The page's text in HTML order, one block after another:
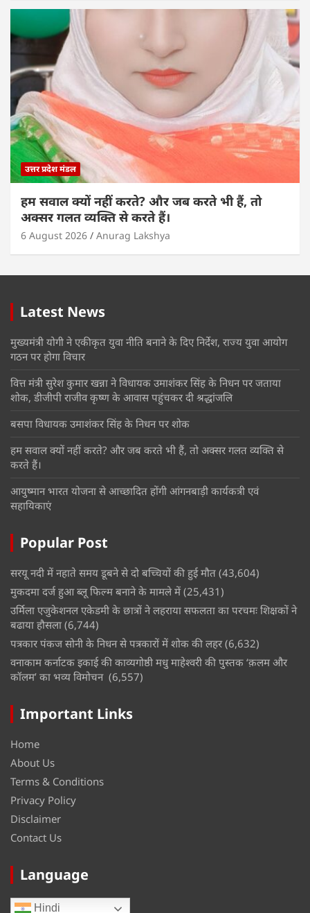
उत्तर प्रदेश मंडल
हम सवाल क्यों नहीं करते? और जब करते भी हैं, तो
अक्सर गलत व्यक्ति से करते हैं।
6 August 2026 Anurag Lakshya
Latest News
मुख्यमंत्री योगी ने एकीकृत युवा नीति बनाने के दिए निर्देश, राज्य युवा आयोग
गठन पर होगा विचार
वित्त मंत्री सुरेश कुमार खन्ना ने विधायक उमाशंकर सिंह के निधन पर जताया
शोक, डीजीपी राजीव कृष्ण के आवास पहुंचकर दी श्रद्धांजलि
बसपा विधायक उमाशंकर सिंह के निधन पर शोक
हम सवाल क्यों नहीं करते? और जब करते भी हैं, तो अक्सर गलत व्यक्ति से
करते हैं।
आयुष्मान भारत योजना से आच्छादित होंगी आंगनबाड़ी कार्यकत्री एवं
सहायिकाएं
Popular Post
सरयू नदी में नहाते समय डूबने से दो बच्चियों की हुई मौत (43,604)
मुकदमा दर्ज हुआ ब्लू फिल्म बनाने के मामले में (25,431)
उर्मिला एजुकेशनल एकेडमी के छात्रों ने लहराया सफलता का परचमः शिक्षकों ने
बढाया हौसला (6,744)
पत्रकार पंकज सोनी के निधन से पत्रकारों में शोक की लहर (6,632)
वनाकाम कर्नाटक इकाई की काव्यगोष्ठी मधु माहेश्वरी की पुस्तक ‘क़लम और
कॉलम’ का भव्य विमोचन (6,557)
Important Links
Home
About Us
Terms & Conditions
Privacy Policy
Disclaimer
Contact Us
Language
Hindi